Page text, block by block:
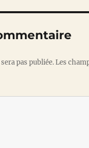
pas publiée.Les